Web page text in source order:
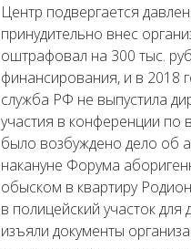
Центр подвергается
принудительно внес
оштрафовал на 300 тыс.
финансирования, и в 2018
служба РФ не выпустила
участия в конференции
было возбуждено дело об
накануне Форума
обыском в квартиру
в полицейский участок
изъяли документы